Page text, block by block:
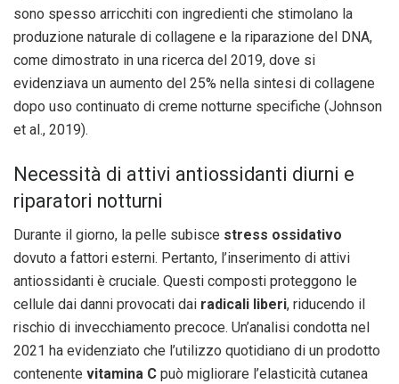
sono spesso arricchiti con ingredienti che stimolano la
produzione naturale di collagene e la riparazione del DNA,
come dimostrato in una ricerca del 2019, dove si
evidenziava un aumento del 25% nella sintesi di collagene
dopo uso continuato di creme notturne specifiche (Johnson
et al., 2019).
Necessità di attivi antiossidanti diurni e
riparatori notturni
Durante il giorno, la pelle subisce stress ossidativo
dovuto a fattori esterni. Pertanto, l’inserimento di attivi
antiossidanti è cruciale. Questi composti proteggono le
cellule dai danni provocati dai radicali liberi, riducendo il
rischio di invecchiamento precoce. Un’analisi condotta nel
2021 ha evidenziato che l’utilizzo quotidiano di un prodotto
contenente vitamina C può migliorare l’elasticità cutanea